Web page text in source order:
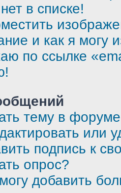
в списке!
и как я могу
по ссылке
тему в
или
подпись к
опрос?
добавить